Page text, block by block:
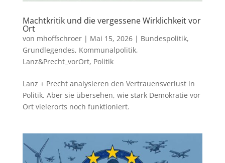
Machtkritik und die vergessene Wirklichkeit vor
Ort
von mhoffschroer| Mai 15, 2026| Bundespolitik,
Grundlegendes, Kommunalpolitik,
Lanz&Precht_vorOrt, Politik
Lanz + Precht analysieren den Vertrauensverlust in
Politik. Aber sie übersehen, wie stark Demokratie vor
Ort vielerorts noch funktioniert.